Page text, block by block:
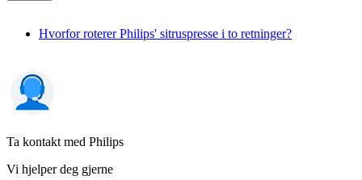
Hvorfor roterer Philips' sitruspresse i to retninger?
Ta kontakt med Philips
Vi hjelper deg gjerne